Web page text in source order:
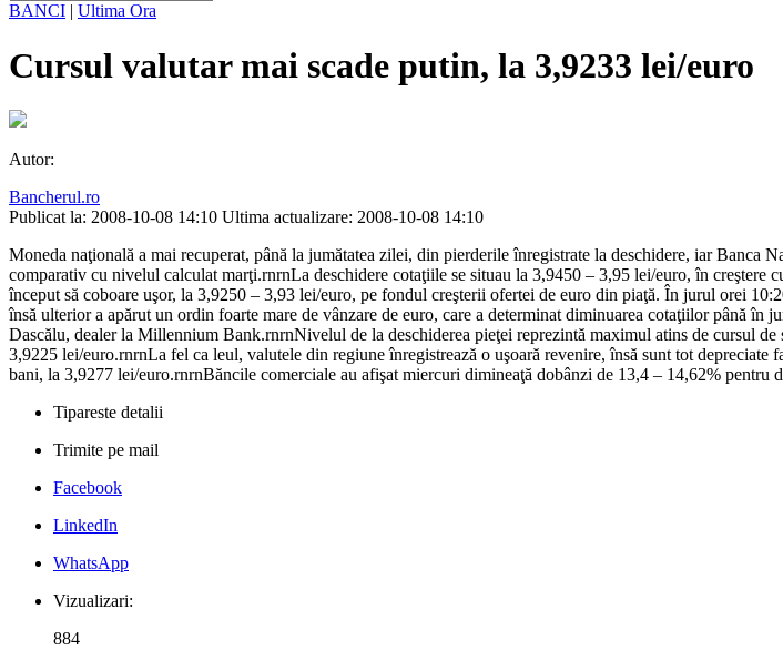
BANCI | Ultima Ora
Cursul valutar mai scade putin, la 3,9233 lei/euro
Autor:
Bancherul.ro
Publicat la: 2008-10-08 14:10 Ultima actualizare: 2008-10-08 14:10
Moneda naţională a mai recuperat, până la jumătatea zilei, din pierderile înregistrate la deschidere, iar
comparativ cu nivelul calculat marţi.rnrnLa deschidere cotaţiile se situau la 3,9450 – 3,95 lei/euro, în
început să coboare uşor, la 3,9250 – 3,93 lei/euro, pe fondul creşterii ofertei de euro din piaţă. În jurul orei
însă ulterior a apărut un ordin foarte mare de vânzare de euro, care a determinat diminuarea cotaţiilor
Dascălu, dealer la Millennium Bank.rnrnNivelul de la deschiderea pieţei reprezintă maximul atins de cursul
3,9225 lei/euro.rnrnLa fel ca leul, valutele din regiune înregistrează o uşoară revenire, însă sunt tot
bani, la 3,9277 lei/euro.rnrnBăncile comerciale au afişat miercuri dimineaţă dobânzi de 13,4 – 14,62% pentru
Tipareste detalii
Trimite pe mail
Facebook
LinkedIn
WhatsApp
Vizualizari:
884